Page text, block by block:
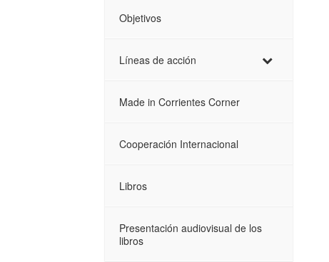
Objetivos
Líneas de acción
Made in Corrientes Corner
Cooperación Internacional
Libros
Presentación audiovisual de los
libros